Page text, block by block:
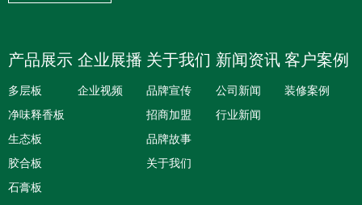
产品展示
多层板
净味释香板
生态板
胶合板
石膏板
企业展播
企业视频
关于我们
品牌宣传
招商加盟
品牌故事
关于我们
新闻资讯
公司新闻
行业新闻
客户案例
装修案例